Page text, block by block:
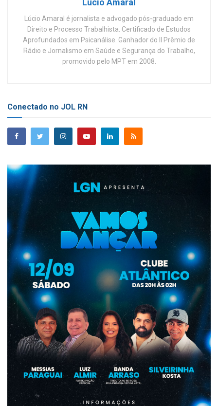
Lúcio Amaral
Lúcio Amaral é jornalista e advogado pós-graduado em
Direito e Processo Trabalhista. Certificado de Estudos
Aprofundados em Psicanálise. Ganhador do II Prêmio de
Rádio e Jornalismo em Saúde e Segurança do Trabalho,
promovido pelo MPT em 2008.
Conectado no JOL RN